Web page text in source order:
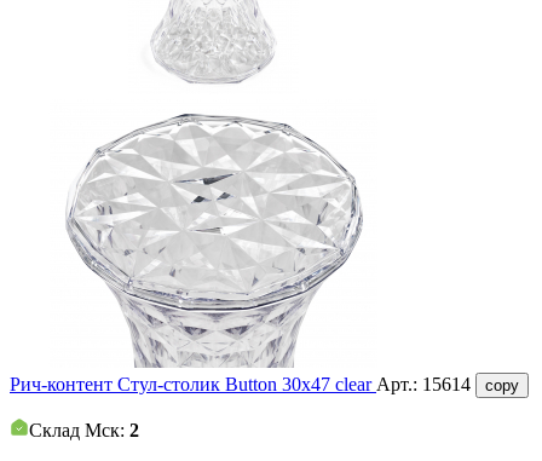
Рич-контент Стул-столик Button 30x47 clear Арт.: 15614 copy
Склад Мск: 2